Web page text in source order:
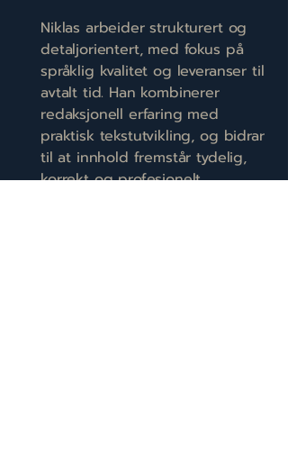
Niklas arbeider strukturert og
detaljorientert, med fokus på
språklig kvalitet og leveranser til
avtalt tid. Han kombinerer
redaksjonell erfaring med
praktisk tekstutvikling, og bidrar
til at innhold fremstår tydelig,
korrekt og profesjonelt.